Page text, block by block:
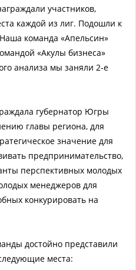
участников,
каждой из лиг. Подошли к
команда «Апельсин»
«Акулы бизнеса»
анализа мы заняли 2-е
губернатор Югры
главы региона, для
значение для
предпринимательство,
перспективных молодых
менеджеров для
конкурировать на
достойно представили
места: